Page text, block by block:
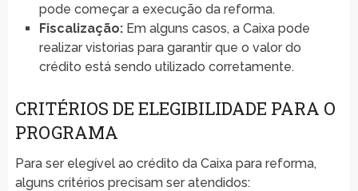
pode começar a execução da reforma.
Fiscalização:Em alguns casos, a Caixa pode
realizar vistorias para garantir que o valor do
crédito está sendo utilizado corretamente.
CRITÉRIOS DE ELEGIBILIDADE PARA O
PROGRAMA
Para ser elegível ao crédito da Caixa para reforma,
alguns critérios precisam ser atendidos: